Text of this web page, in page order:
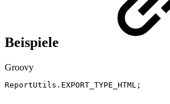
Beispiele
Groovy
ReportUtils . EXPORT_TYPE_HTML ;